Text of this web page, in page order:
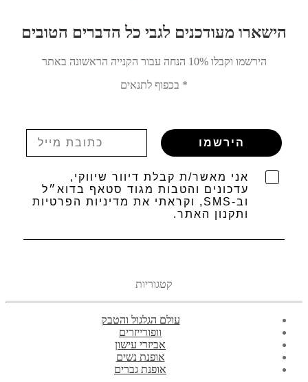
הישארו מעודכנים לגבי כל הדברים הטובים
הירשמו וקבלו 10% הנחה עבור הקנייה הראשונה באתר
* בכפוף לתנאים
הירשמו
אני מאשר/ת קבלת דיוור שיווקי,
עדכונים והטבות מגוד סטאף בדוא״ל
וב-SMS, וקראתי את מדיניות הפרטיות
ותקנון האתר.
קטגוריות
עולם הגלגול והטבק
וופורייזרים
אביזרי עישון
אופנת נשים
אופנת גברים